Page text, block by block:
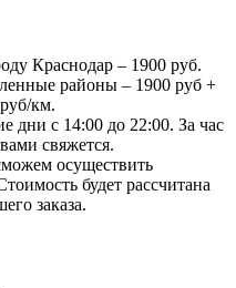
Краснодар – 1900 руб.
районы – 1900 руб +
км.
дни с 14:00 до 22:00. За час
свяжется.
осуществить
будет рассчитана
заказа.